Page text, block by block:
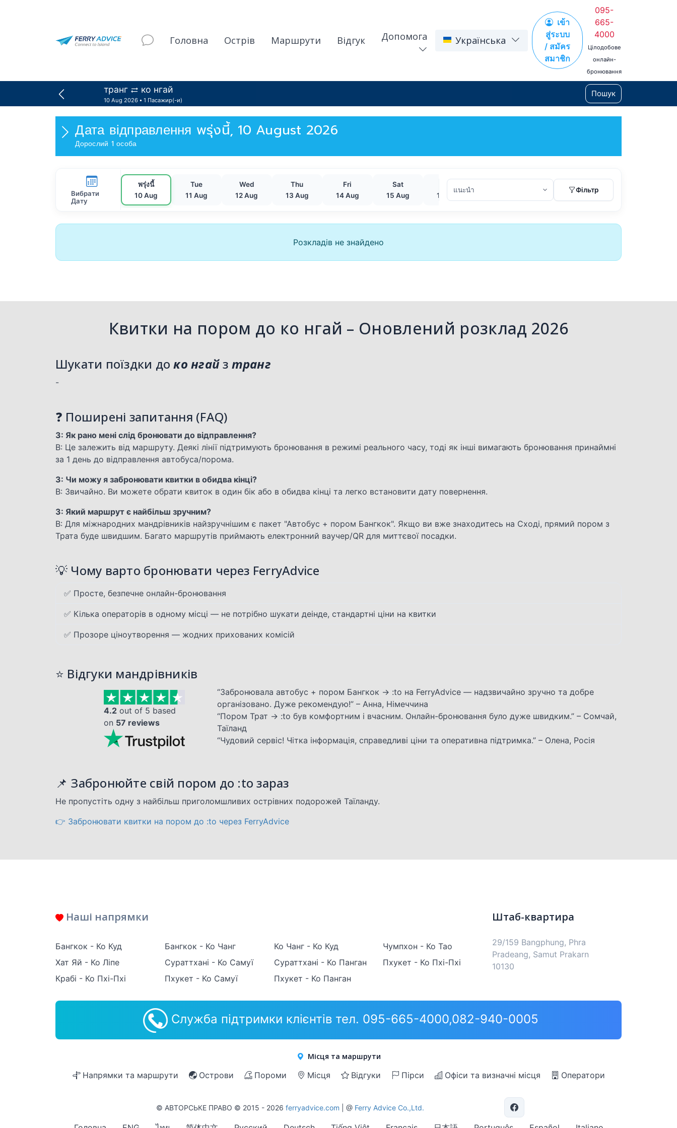
Головна Острів Маршрути Відгук Допомога Українська
เข้า
สู่ระบบ
/ สมัคร
สมาชิก
095-
665-
4000
Цілодобове
онлайн-
бронювання
транг ко нгай
10 Aug 2026 1 Пасажир(-и)
Пошук
Дата відправлення พรุ่งนี้, 10 August 2026
Дорослий 1 особа
Вибрати
Дату
พรุ่งนี้
10 Aug
Tue
11 Aug
Wed
12 Aug
Thu
13 Aug
Fri
14 Aug
Sat
15 Aug
16 Aug
Фільтр
Розкладів не знайдено
Квитки на пором до ко нгай – Оновлений розклад 2026
Шукати поїздки доко нгайз транг
-
❓ Поширені запитання (FAQ)
З: Як рано мені слід бронювати до відправлення?
В: Це залежить від маршруту. Деякі лінії підтримують бронювання в режимі реального часу, тоді як інші вимагають бронювання принаймні
за 1 день до відправлення автобуса/порома.
З: Чи можу я забронювати квитки в обидва кінці?
В: Звичайно. Ви можете обрати квиток в один бік або в обидва кінці та легко встановити дату повернення.
З: Який маршрут є найбільш зручним?
В: Для міжнародних мандрівників найзручнішим є пакет "Автобус + пором Бангкок". Якщо ви вже знаходитесь на Сході, прямий пором з
Трата буде швидшим. Багато маршрутів приймають електронний ваучер/QR для миттєвої посадки.
💡 Чому варто бронювати через FerryAdvice
✅ Просте, безпечне онлайн-бронювання
✅ Кілька операторів в одному місці — не потрібно шукати деінде, стандартні ціни на квитки
✅ Прозоре ціноутворення — жодних прихованих комісій
⭐ Відгуки мандрівників
4.2 out of 5 based
on 57 reviews
“Забронювала автобус + пором Бангкок → :to на FerryAdvice — надзвичайно зручно та добре
організовано. Дуже рекомендую!” – Анна, Німеччина
“Пором Трат → :to був комфортним і вчасним. Онлайн-бронювання було дуже швидким.” – Сомчай,
Таїланд
“Чудовий сервіс! Чітка інформація, справедливі ціни та оперативна підтримка.” – Олена, Росія
📌 Забронюйте свій пором до :to зараз
Не пропустіть одну з найбільш приголомшливих острівних подорожей Таїланду.
👉 Забронювати квитки на пором до :to через FerryAdvice
Наші напрямки
Бангкок - Ко Куд Бангкок - Ко Чанг Ко Чанг - Ко Куд
Чумпхон - Ко Тао
Хат Яй - Ко Ліпе
Сураттхані - Ко Самуї Сураттхані - Ко Панган
Пхукет - Ко Пхі-Пхі
Крабі - Ко Пхі-Пхі
Пхукет - Ко Самуї Пхукет - Ко Панган
Штаб-квартира
29/159 Bangphung, Phra
Pradeang, Samut Prakarn
10130
Служба підтримки клієнтів тел. 095-665-4000,082-940-0005
Місця та маршрути
Напрямки та маршрути Острови Пороми Місця Відгуки Пірси Офіси та визначні місця Оператори
© АВТОРСЬКЕ ПРАВО © 2015 - 2026 ferryadvice.com | @ Ferry Advice Co.,Ltd.